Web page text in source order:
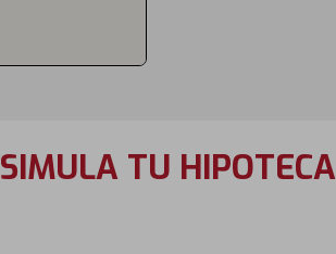
SIMULA TU HIPOTECA